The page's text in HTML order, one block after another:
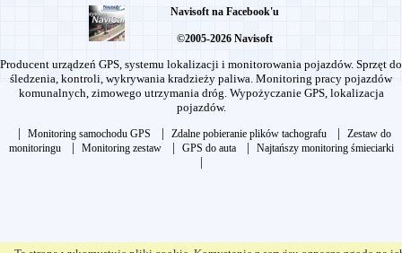
Navisoft na Facebook'u
©2005-2026 Navisoft
Producent urządzeń GPS, systemu lokalizacji i monitorowania pojazdów. Sprzęt do
śledzenia, kontroli, wykrywania kradzieży paliwa. Monitoring pracy pojazdów
komunalnych, zimowego utrzymania dróg. Wypożyczanie GPS, lokalizacja
pojazdów.
| Monitoring samochodu GPS | Zdalne pobieranie plików tachografu |
Zestaw do
monitoringu| Monitoring zestaw| GPS do auta| Najtańszy monitoring śmieciarki
|